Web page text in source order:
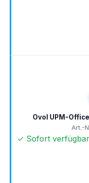
Ovol UPM-
Art.-
✓ Sofort